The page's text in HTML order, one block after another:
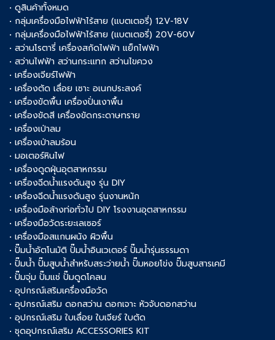
• ดูสินค้าทั้งหมด
• กลุ่มเครื่องมือไฟฟ้าไร้สาย (แบตเตอรี่) 12V-18V
• กลุ่มเครื่องมือไฟฟ้าไร้สาย (แบตเตอรี่) 20V-60V
• สว่านโรตารี่ เครื่องสกัดไฟฟ้า แย็กไฟฟ้า
• สว่านไฟฟ้า สว่านกระแทก สว่านไขควง
• เครื่องเจียร์ไฟฟ้า
• เครื่องตัด เลื่อย เซาะ อเนกประสงค์
• เครื่องขัดพื้น เครื่องปั่นเงาพื้น
• เครื่องขัดสี เครื่องขัดกระดาษทราย
• เครื่องเป่าลม
• เครื่องเป่าลมร้อน
• มอเตอร์หินไฟ
• เครื่องดูดฝุ่นอุตสาหกรรม
• เครื่องฉีดน้ำแรงดันสูง รุ่น DIY
• เครื่องฉีดน้ำแรงดันสูง รุ่นงานหนัก
• เครื่องมือล้างท่อทั่วไป DIY โรงงานอุตสาหกรรม
• เครื่องมือวัดระยะเลเซอร์
• เครื่องมือสแกนผนัง ผิวพื้น
• ปั๊มน้ำอัตโนมัติ ปั๊มน้ำอินเวเตอร์ ปั๊มน้ำรุ่นธรรมดา
• ปั๊มน้ำ ปั๊มสูบน้ำสำหรับสระว่ายน้ำ ปั๊มหอยโข่ง ปั๊มสูบสารเคมี
• ปั๊มจุ่ม ปั๊มแช่ ปั๊มดูดโคลน
• อุปกรณ์เสริมเครื่องมือวัด
• อุปกรณ์เสริม ดอกสว่าน ดอกเจาะ หัวจับดอกสว่าน
• อุปกรณ์เสริม ใบเลื่อย ใบเจียร์ ใบตัด
• ชุดอุปกรณ์เสริม ACCESSORIES KIT